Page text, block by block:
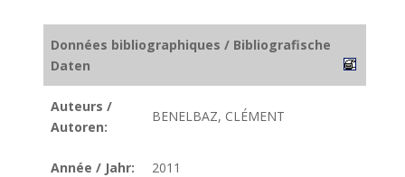
Données bibliographiques / Bibliografische
Daten
Auteurs /
Autoren:
BENELBAZ, CLÉMENT
Année / Jahr: 2011